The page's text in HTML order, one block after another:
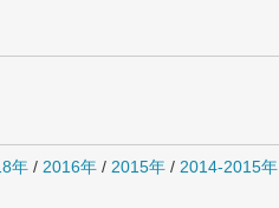
年 / 2016年 / 2015年 / 2014-2015年